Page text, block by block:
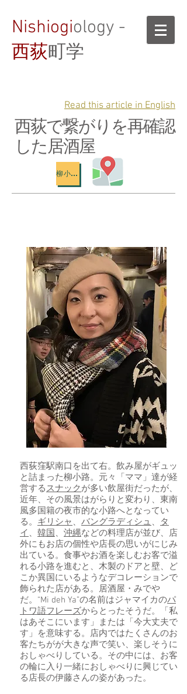
Nishiogiology -
西荻町学
Read this article in English
西荻で繋がりを再確認
した居酒屋
柳小路地図
西荻窪駅南口を出て右。飲み屋がギュッ
と詰まった柳小路。元々「ママ」達が経
営するスナックが多い飲屋街だったが、
近年、その風景はがらりと変わり、東南
風多国籍の夜市的な小路へとなってい
る。 ギリシャ 、 バングラディシュ 、
タ
イ 、 韓国 、 沖縄などの料理店が並び、店
外にもお店の個性や店長の思いがにじみ
出ている。食事やお酒を楽しむお客で溢
れる小路を進むと、木製のドアと壁、ど
こか異国にいるようなデコレーションで
飾られた店がある。居酒屋・みでや
だ。“Mi deh Ya”の名前はジャマイカのパ
トワ語フレーズからとったそうだ。「私
はあそこにいます」または「今大丈夫で
す」を意味する。店内ではたくさんのお
客たちがが大きな声で笑い、楽しそうに
おしゃべりしている。その中には、お客
の輪に入り一緒におしゃべりに興じてい
る店長の伊藤さんの姿があった。